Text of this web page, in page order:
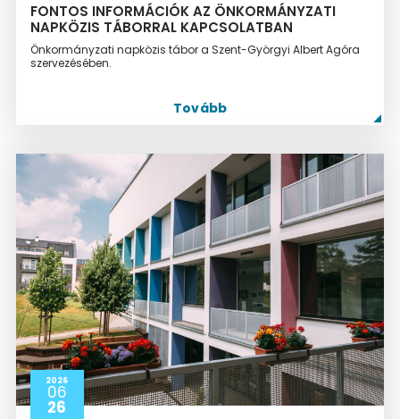
FONTOS INFORMÁCIÓK AZ ÖNKORMÁNYZATI
NAPKÖZIS TÁBORRAL KAPCSOLATBAN
Önkormányzati napközis tábor a Szent-Györgyi Albert Agóra
szervezésében.
Tovább
2026
06
26